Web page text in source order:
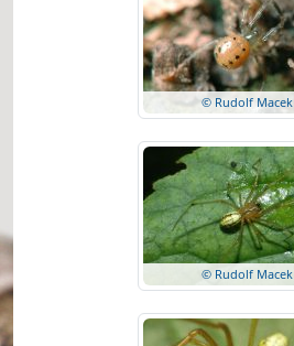
© Rudolf Macek
© Rudolf Macek